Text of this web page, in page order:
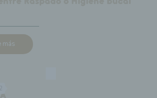
Raspado o Higiene bucal
más